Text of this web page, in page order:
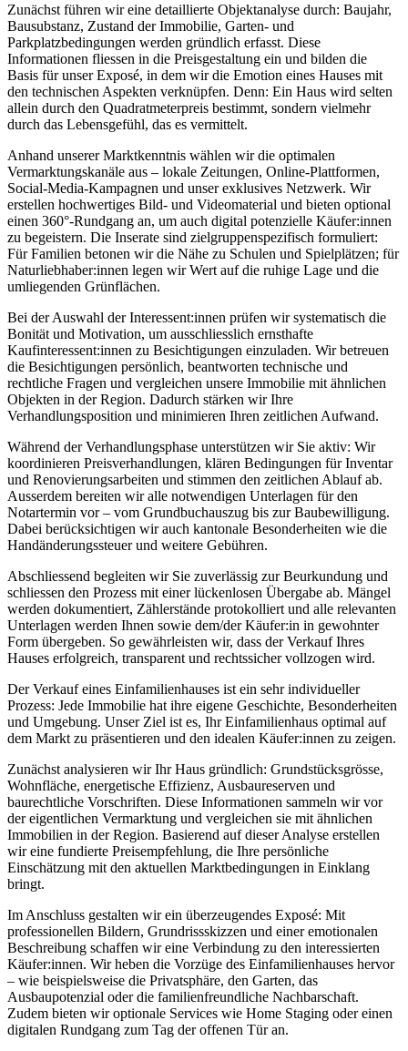
Zunächst führen wir eine detaillierte Objektanalyse durch: Baujahr,
Bausubstanz, Zustand der Immobilie, Garten- und
Parkplatzbedingungen werden gründlich erfasst. Diese
Informationen fliessen in die Preisgestaltung ein und bilden die
Basis für unser Exposé, in dem wir die Emotion eines Hauses mit
den technischen Aspekten verknüpfen. Denn: Ein Haus wird selten
allein durch den Quadratmeterpreis bestimmt, sondern vielmehr
durch das Lebensgefühl, das es vermittelt.
Anhand unserer Marktkenntnis wählen wir die optimalen
Vermarktungskanäle aus – lokale Zeitungen, Online-Plattformen,
Social-Media-Kampagnen und unser exklusives Netzwerk. Wir
erstellen hochwertiges Bild- und Videomaterial und bieten optional
einen 360°-Rundgang an, um auch digital potenzielle Käufer:innen
zu begeistern. Die Inserate sind zielgruppenspezifisch formuliert:
Für Familien betonen wir die Nähe zu Schulen und Spielplätzen; für
Naturliebhaber:innen legen wir Wert auf die ruhige Lage und die
umliegenden Grünflächen.
Bei der Auswahl der Interessent:innen prüfen wir systematisch die
Bonität und Motivation, um ausschliesslich ernsthafte
Kaufinteressent:innen zu Besichtigungen einzuladen. Wir betreuen
die Besichtigungen persönlich, beantworten technische und
rechtliche Fragen und vergleichen unsere Immobilie mit ähnlichen
Objekten in der Region. Dadurch stärken wir Ihre
Verhandlungsposition und minimieren Ihren zeitlichen Aufwand.
Während der Verhandlungsphase unterstützen wir Sie aktiv: Wir
koordinieren Preisverhandlungen, klären Bedingungen für Inventar
und Renovierungsarbeiten und stimmen den zeitlichen Ablauf ab.
Ausserdem bereiten wir alle notwendigen Unterlagen für den
Notartermin vor – vom Grundbuchauszug bis zur Baubewilligung.
Dabei berücksichtigen wir auch kantonale Besonderheiten wie die
Handänderungssteuer und weitere Gebühren.
Abschliessend begleiten wir Sie zuverlässig zur Beurkundung und
schliessen den Prozess mit einer lückenlosen Übergabe ab. Mängel
werden dokumentiert, Zählerstände protokolliert und alle relevanten
Unterlagen werden Ihnen sowie dem/der Käufer:in in gewohnter
Form übergeben. So gewährleisten wir, dass der Verkauf Ihres
Hauses erfolgreich, transparent und rechtssicher vollzogen wird.
Der Verkauf eines Einfamilienhauses ist ein sehr individueller
Prozess: Jede Immobilie hat ihre eigene Geschichte, Besonderheiten
und Umgebung. Unser Ziel ist es, Ihr Einfamilienhaus optimal auf
dem Markt zu präsentieren und den idealen Käufer:innen zu zeigen.
Zunächst analysieren wir Ihr Haus gründlich: Grundstücksgrösse,
Wohnfläche, energetische Effizienz, Ausbaureserven und
baurechtliche Vorschriften. Diese Informationen sammeln wir vor
der eigentlichen Vermarktung und vergleichen sie mit ähnlichen
Immobilien in der Region. Basierend auf dieser Analyse erstellen
wir eine fundierte Preisempfehlung, die Ihre persönliche
Einschätzung mit den aktuellen Marktbedingungen in Einklang
bringt.
Im Anschluss gestalten wir ein überzeugendes Exposé: Mit
professionellen Bildern, Grundrissskizzen und einer emotionalen
Beschreibung schaffen wir eine Verbindung zu den interessierten
Käufer:innen. Wir heben die Vorzüge des Einfamilienhauses hervor
– wie beispielsweise die Privatsphäre, den Garten, das
Ausbaupotenzial oder die familienfreundliche Nachbarschaft.
Zudem bieten wir optionale Services wie Home Staging oder einen
digitalen Rundgang zum Tag der offenen Tür an.